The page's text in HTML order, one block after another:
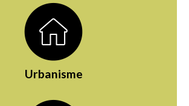
Urbanisme